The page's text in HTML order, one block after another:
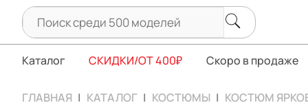
Каталог СКИДКИ/ОТ 400₽ Скоро в продаже
ГЛАВНАЯ КАТАЛОГ КОСТЮМЫ КОСТЮМ